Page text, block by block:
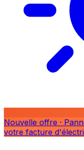
Nouvelle offre ·
votre facture